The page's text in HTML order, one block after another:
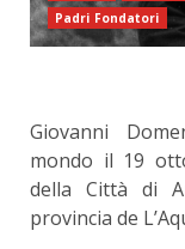
Padri Fondatori
Giovanni
mondo il 19
della Città di
provincia de